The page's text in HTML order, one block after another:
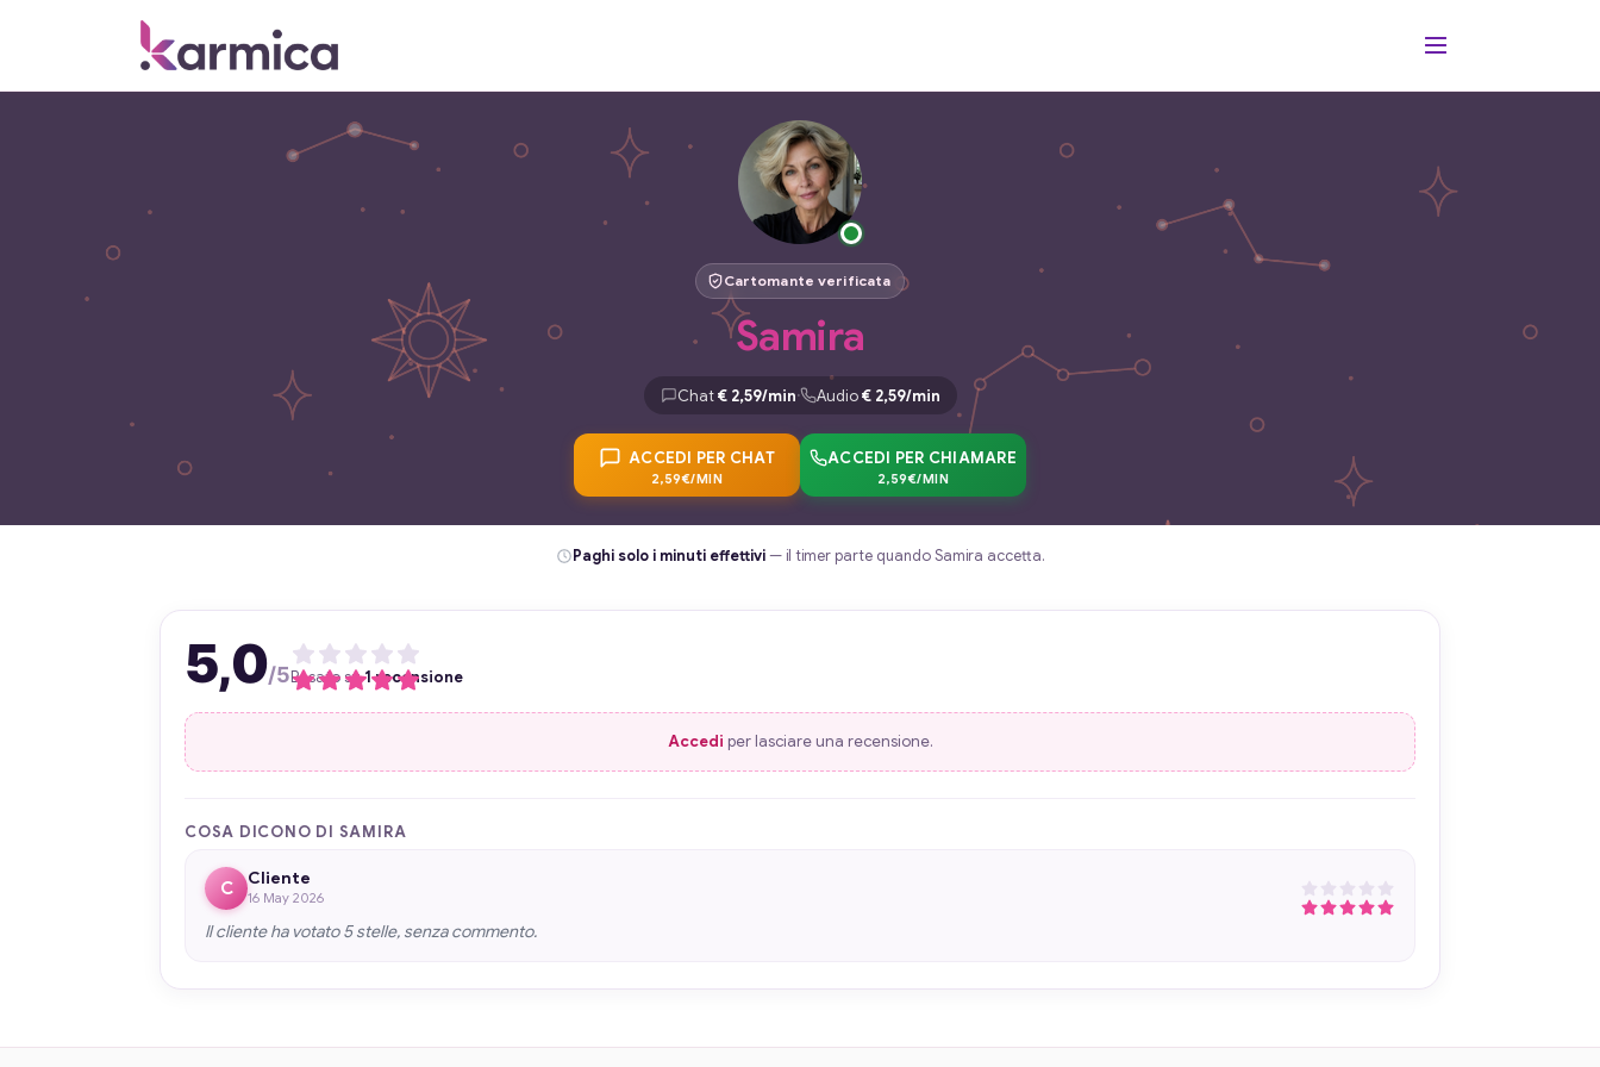
Cartomante verificata
Samira
Chat€ 2,59/min· Audio€ 2,59/min
ACCEDI PER CHAT ACCEDI PER CHIAMARE
Paghi solo i minuti effettivi— il timer parte quando Samira accetta.
5,0/5Basato su1 recensione
Accedi per lasciare una recensione.
COSA DICONO DI SAMIRA
C Cliente
16 May 2026
Il cliente ha votato 5 stelle, senza commento.